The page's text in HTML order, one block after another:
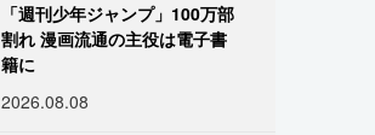
「週刊少年ジャンプ」100万部
割れ 漫画流通の主役は電子書
籍に
2026.08.08